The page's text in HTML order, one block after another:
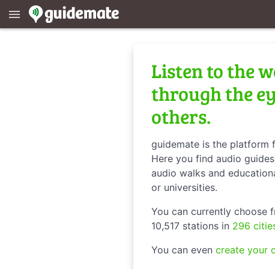
menu
Listen to the
through the
others.
guidemate is the platform
Here you find audio
audio walks and
or universities.
You can currently choose
10,517 stations in 296
You can even create your